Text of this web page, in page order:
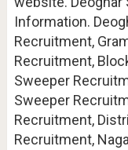
Information.
Recruitment,
Recruitment,
Sweeper
Sweeper
Recruitment,
Recruitment,